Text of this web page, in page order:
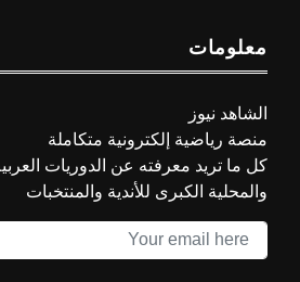
معلومات
الشاهد نيوز
منصة رياضية إلكترونية متكاملة
كل ما تريد معرفته عن الدوريات
والمحلية الكبرى للأندية والمنتخبات